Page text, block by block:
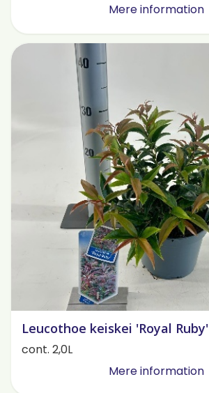
Mere information
Leucothoe keiskei 'Royal Ruby'
cont. 2,0L
Mere information